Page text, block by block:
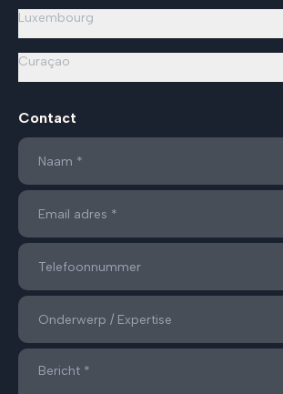
Luxembourg
Curaçao
Contact